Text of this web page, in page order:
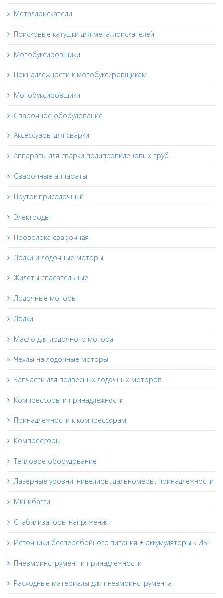
Металлоискатели
Поисковые катушки для металлоискателей
Мотобуксировщики
Принадлежности к мотобуксировщикам
Мотобуксировщики
Сварочное оборудование
Аксессуары для сварки
Аппараты для сварки полипропиленовых труб
Сварочные аппараты
Пруток присадочный
Электроды
Проволока сварочная
Лодки и лодочные моторы
Жилеты спасательные
Лодочные моторы
Лодки
Масло для лодочного мотора
Чехлы на лодочные моторы
Запчасти для подвесных лодочных моторов
Компрессоры и принадлежности
Принадлежности к компрессорам
Компрессоры
Тепловое оборудование
Лазерные уровни, нивелиры, дальномеры, принадлежности
Минибагги
Стабилизаторы напряжения
Источники бесперебойного питания + аккумуляторы к ИБП
Пневмоинструмент и принадлежности
Расходные материалы для пневмоинструмента